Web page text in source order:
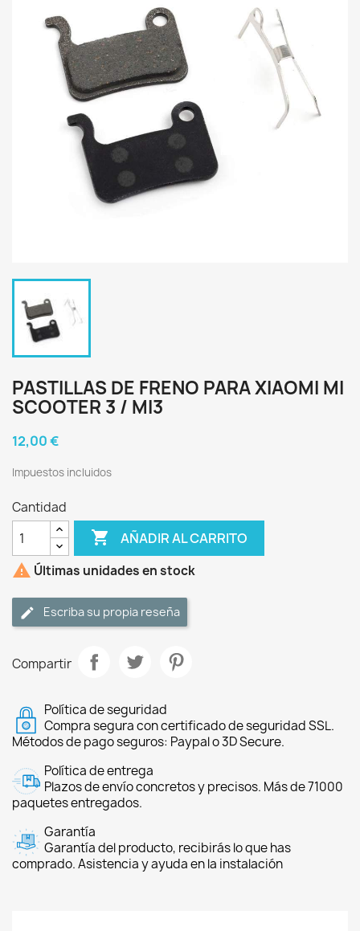
PASTILLAS DE FRENO PARA XIAOMI MI
SCOOTER 3 / MI3
12,00 €
Impuestos incluidos
Cantidad
 AÑADIR AL CARRITO
 Últimas unidades en stock
Escriba su propia reseña
Compartir
Política de seguridad
Compra segura con certificado de seguridad SSL.
Métodos de pago seguros: Paypal o 3D Secure.
Política de entrega
Plazos de envío concretos y precisos. Más de 71000
paquetes entregados.
Garantía
Garantía del producto, recibirás lo que has
comprado. Asistencia y ayuda en la instalación